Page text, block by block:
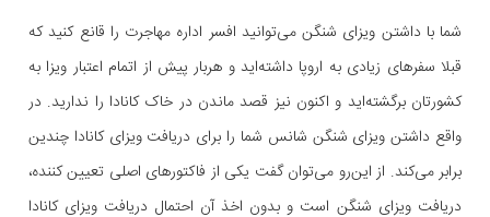
شما با داشتن ویزای شنگن می‌توانید افسر اداره مهاجرت را قانع کنید که
قبلا سفرهای زیادی به اروپا داشته‌اید و هربار پیش از اتمام اعتبار ویزا به
کشورتان برگشته‌اید و اکنون نیز قصد ماندن در خاک کانادا را ندارید. در
واقع داشتن ویزای شنگن شانس شما را برای دریافت ویزای کانادا چندین
برابر می‌کند. از این‌رو می‌توان گفت یکی از فاکتورهای اصلی تعیین کننده،
دریافت ویزای شنگن است و بدون اخذ آن احتمال دریافت ویزای کانادا